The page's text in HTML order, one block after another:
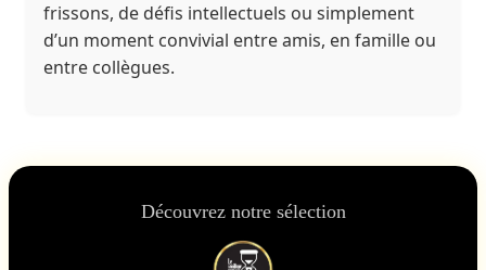
frissons, de défis intellectuels ou simplement
d’un moment convivial entre amis, en famille ou
entre collègues.
Découvrez notre sélection